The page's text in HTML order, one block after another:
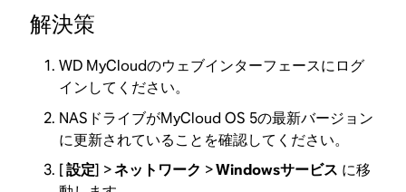
解決策
WD MyCloudのウェブインターフェースにログ
インしてください。
NASドライブがMyCloud OS 5の最新バージョン
に更新されていることを確認してください。
[設定] >ネットワーク >Windowsサービス に移